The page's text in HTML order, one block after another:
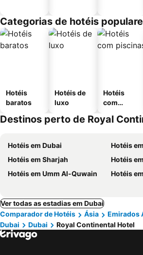
Categorias de hotéis
Hotéis
baratos
Hotéis de
luxo
Hotéis
com
Destinos perto de Royal
Hotéis em Dubai
Hotéis
Hotéis em Sharjah
Hotéis
Hotéis em Umm Al-Quwain
Hotéis
Ver todas as estadias em Dubai
Comparador de Hotéis
Ásia
Emirados
Dubai
Dubai Royal Continental Hotel